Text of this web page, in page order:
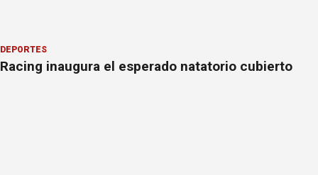
DEPORTES
Racing inaugura el esperado natatorio cubierto